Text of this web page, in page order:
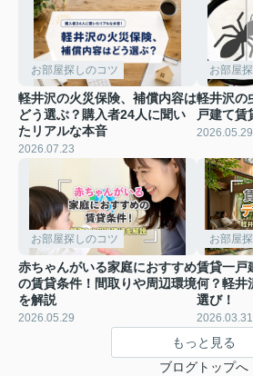
お部屋探しのコツ
軽井沢の火災保険、補償内容は
どう選ぶ？購入者24人に聞い
たリアルな本音
2026.07.23
お部屋
軽井沢の
戸建て賃
2026.05.29
お部屋探しのコツ
赤ちゃんがいる家庭におすすめ
の賃貸条件！間取りや周辺環境
を解説
2026.05.29
お部屋
賃貸一戸
何？軽井
選び！
2026.03.31
もっと見る
ブログトップへ